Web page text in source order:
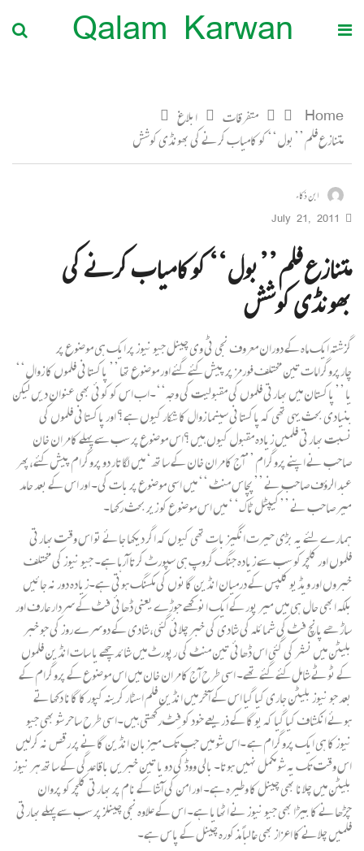
Qalam Karwan
Home متفرقات
ابلاغ
متنازع فلم ’’بول‘‘ کو کامیاب کرنے کی بھونڈی کوشش
ابن ذکاء
July 21, 2011
متنازع فلم ’’بول‘‘ کو کامیاب کرنے کی
بھونڈی کوشش
گزشتہ ایک ماہ کے دوران معروف نجی ٹی وی چینل جیو نیوز پر ایک ہی موضوع پر
چارپروگرامات تین مختلف فورمز پر پیش کئے گئے اور موضوع تھا ’’ پاکستانی فلموں کا زوال‘‘
یا ’’پاکستان میں بھارتی فلموں کی مقبولیت کی وجہ‘‘۔اب اس کو کوئی بھی عنوان دیں لیکن
بنیادی بحث یہی تھی کہ پاکستانی سینما زوال کا شکار کیوں ہے؟ اور پاکستانی فلموں کی
نسبت بھارتی فلمیں زیادہ مقبول کیوں ہیں؟اس موضوع پر سب سے پہلے کامران خان
صاحب نے اپنے پروگرام ’’آج کامران خان کے ساتھ ‘ میں لگاتار دو پروگرام پیش کئے،پھر
عبد الرؤف صاحب نے ’’پچاس منٹ ‘‘ میں اسی موضوع پر بات کی۔ اور اس کے بعد حامد
میر صاحب نے ’’کیپٹل ٹاک‘ ‘ میں اس موضوع کو زیر بحث رکھا۔
ہمارے لئے یہ بڑی حیرت انگیز بات تھی کیوں کہ اگر دیکھا جائے تو اس وقت بھارتی
فلموں اور کلچر کو سب سے زیادہ جنگ گروپ ہی سپورٹ کرتا آرہا ہے۔ جیو نیوز کی مختلف
خبروں اور ویڈیو کلپس کے درمیان انڈین گانوں کی مکسنگ ہوتی ہے۔زیادہ دور نہ جائیں
بلکہ ابھی حال ہی میں میر پور کے ایک انوکھے جوڑے یعنی ڈھائی فٹ کے سردار عارف اور
ساڑھے پانچ فٹ کی شمائلہ کی شادی کی خبر چلائی گئی،شادی کے دوسرے روز کی جو خبر
بلیٹن میں نشر کی گئی اس ڈھائی تین منٹ کی رپورٹ میں شائد چھے یا سات انڈین فلموں
کے ٹوٹے شامل کئے گئے تھے۔ اسی طرح آج کامران خان میں اس موضوع کے پروگرام کے
بعد جو نیوز بلیٹن جاری کیا گیا اس کے آخر میں انڈین فلم اسٹار کرینہ کپور کا گانا دکھاتے
ہوئے انکشاف کیا گیا کہ یو گا کے ذریعے خود کو فِٹ رکھتی ہیں۔اسی طرح ساحر شو بھی جیو
نیوز کا ہی ایک پروگرام ہے ۔اس شو میں جب تک میزبان انڈین گانے پر رقص نہ کرلیں
اس وقت تک یہ شو مکمل نہیں ہوتا۔ بالی ووڈ کی دو یا تین خبریں باقاعدگی کے ساتھ ہر نیوز
بلیٹن میں چلانا بھی چینل کا وطیرہ ہے۔ اور امن کی آشا کے نام پر بھارتی کلچر کو پروان
چڑھانے کا بیڑا بھی جیو نیوز نے اٹھایا ہے۔ اس کے علاوہ نجی چینلز پر سب سے پہلے بھارتی
فلمیں چلانے کا اعزاز بھی غالباً مذکورہ چینل کے پاس ہے۔